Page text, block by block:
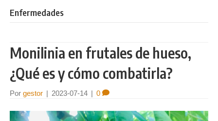
Enfermedades
Monilinia en frutales de hueso,
¿Qué es y cómo combatirla?
Por gestor 2023-07-14 0